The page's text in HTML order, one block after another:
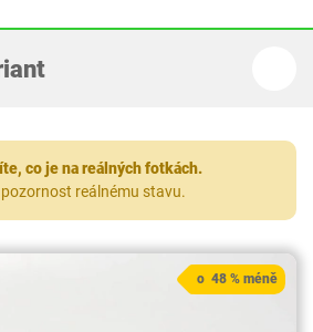
co je na reálných fotkách.
reálnému stavu.
o 48 % méně